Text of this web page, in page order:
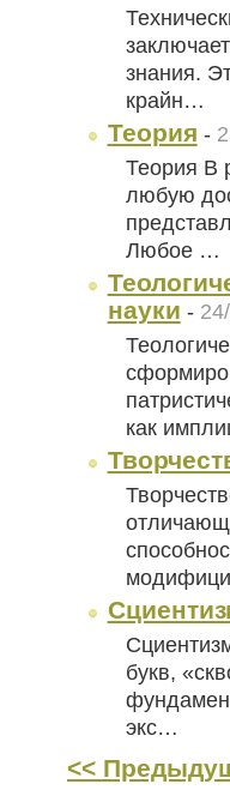
знания.
крайн…
Теория -
Теория В
любую
Любое …
науки -
как
букв,
экс…
<<